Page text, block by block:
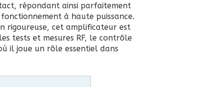
répondant ainsi parfaitement
à haute puissance.
rigoureuse, cet amplificateur est
tests et mesures RF, le contrôle
il joue un rôle essentiel dans